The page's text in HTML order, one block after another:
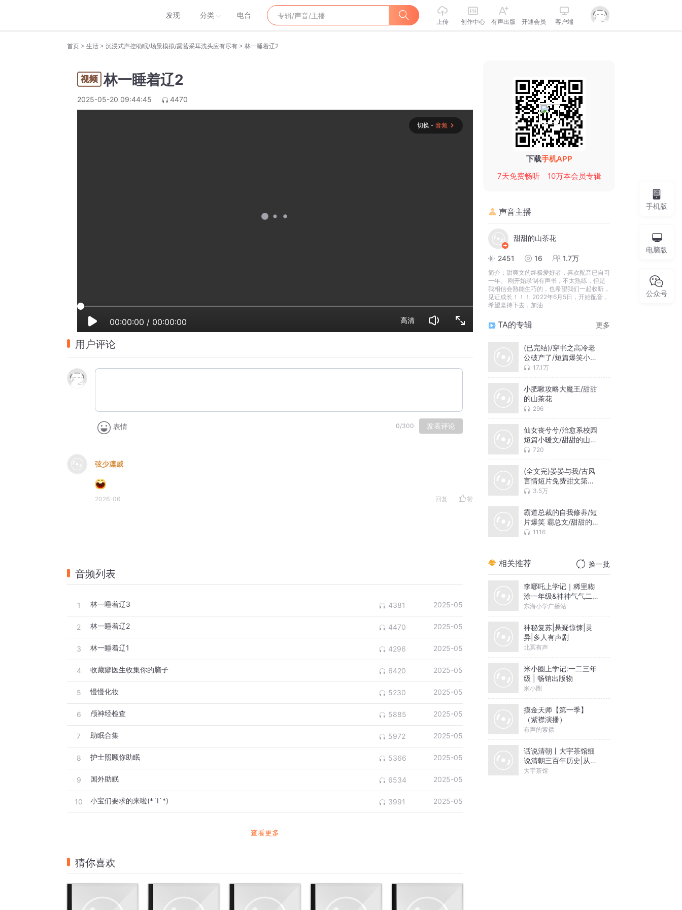
发现 分类 电台
上传 创作中心 有声出版 开通会员 客户端
首页 > 生活 > 沉浸式声控助眠/场景模拟/露营采耳洗头应有尽有 > 林一睡着辽2
林一睡着辽2
2025-05-20 09:44:45 4470
切换 - 音频
00:00:00 / 00:00:00 高清
用户评论
表情 0/300 发表评论
弦少凛威
2026-06 回复 赞
音频列表
1 林一唾着辽3 4381 2025-05
2 林一睡着辽2 4470 2025-05
3 林一睡着辽1 4296 2025-05
4 收藏癖医生收集你的脑子 6420 2025-05
5 慢慢化妆 5230 2025-05
6 颅神经检查 5885 2025-05
7 助眠合集 5972 2025-05
8 护士照顾你助眠 5366 2025-05
9 国外助眠 6534 2025-05
10 小宝们要求的来啦(*´I`*) 3991 2025-05
查看更多
猜你喜欢
下载手机APP
7天免费畅听
10万本会员专辑
声音主播
甜甜的山茶花
2451 16 1.7万
简介： 甜爽文的终极爱好者，喜欢配音已自习
一年。 刚开始录制有声书，不太熟练，但是
我相信会熟能生巧的，也希望我们一起收听，
见证成长！！！ 2022年6月5日，开始配音，
希望坚持下去，加油
TA的专辑 更多
(已完结)/穿书之高冷老
公破产了/短篇爆笑小甜
文 17.1万
小肥啾攻略大魔王/甜甜
的山茶花
296
仙女丧兮兮/治愈系校园
短篇小暖文/甜甜的山茶
花 720
(全文完)晏晏与我/古风
言情短片免费甜文第一
人称3.5万
霸道总裁的自我修养/短
片爆笑 霸总文/甜甜的山
茶花1116
相关推荐 换一批
李哪吒上学记｜稀里糊
涂一年级&神神气气二年
级
东海小学广播站
神秘复苏|悬疑惊悚|灵
异|多人有声剧
北冥有声
米小圈上学记:一二三年
级 | 畅销出版物
米小圈
摸金天师【第一季】
（紫襟演播）
有声的紫襟
话说清朝丨大宇茶馆细
说清朝三百年历史|从努
尔哈赤到末代皇帝溥仪|
大宇茶馆
手机版
电脑版
公众号